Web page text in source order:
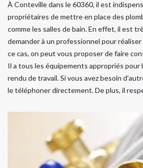
À Conteville dans le 60360, il est
propriétaires de mettre en place des
comme les salles de bain. En effet, il est
demander à un professionnel pour
ce cas, on peut vous proposer de faire
Il a tous les équipements appropriés pour
rendu de travail. Si vous avez besoin
le téléphoner directement. De plus, il